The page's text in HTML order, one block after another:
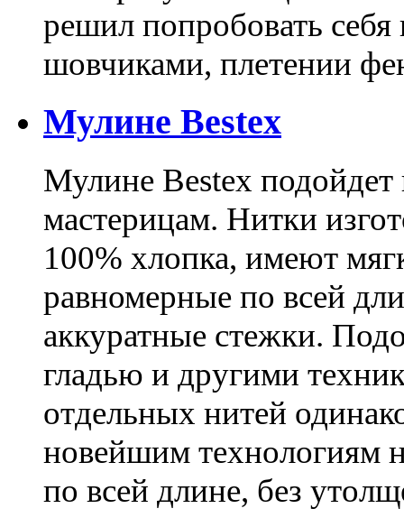
решил попробовать
шовчиками, плетении
Мулине Bestex
Мулине Bestex
мастерицам. Нитки
100% хлопка, имеют
равномерные по всей
аккуратные стежки.
гладью и другими
отдельных нитей
новейшим технологиям
по всей длине, без